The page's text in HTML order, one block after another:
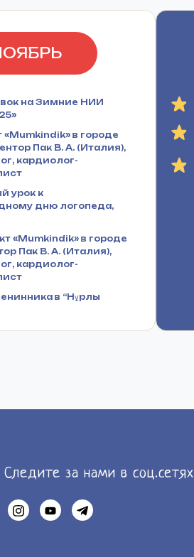
на Зимние НИИ
«Mumkindik» в городе
Пак В. А. (Италия),
кардиолог-
урок к
дню логопеда,
«Mumkindik» в городе
Пак В. А. (Италия),
кардиолог-
в “Нұрлы
Следите за нами в соц.сетях